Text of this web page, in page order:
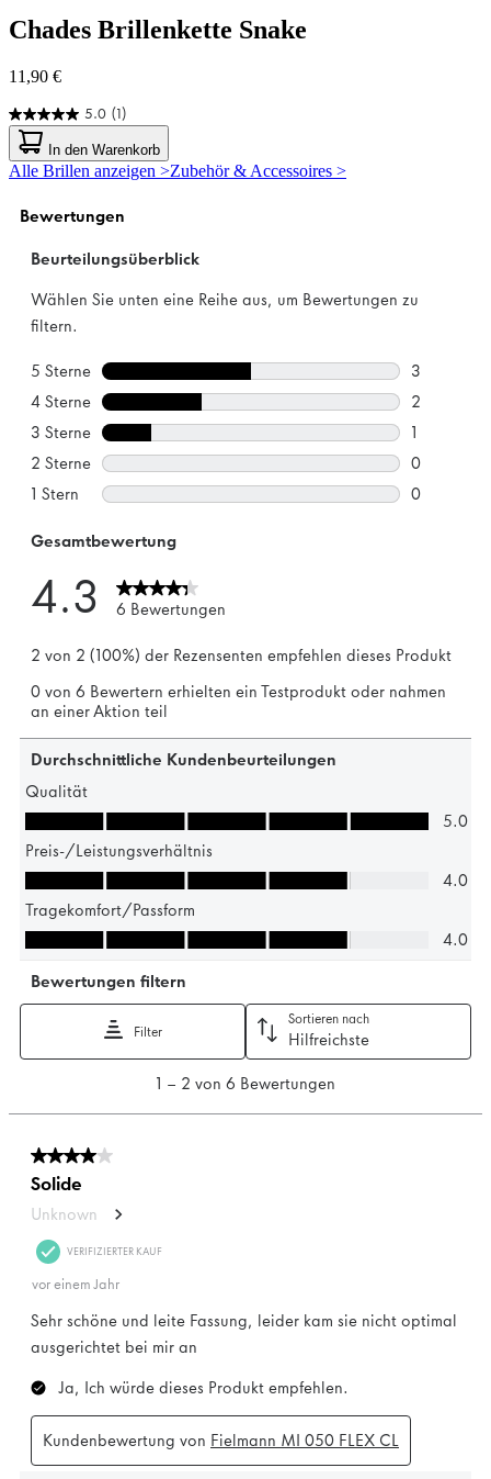
Chades Brillenkette Snake
11,90 €
5.0 (1)
5.0
von
5
Sternen.
Bewertung
In den Warenkorb
Alle Brillen anzeigen >Zubehör & Accessoires >